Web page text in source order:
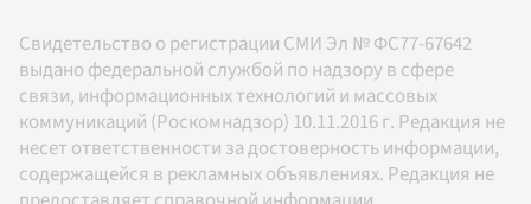
Свидетельство о регистрации СМИ Эл № ФС77-67642
выдано федеральной службой по надзору в сфере
связи, информационных технологий и массовых
коммуникаций (Роскомнадзор) 10.11.2016 г. Редакция не
несет ответственности за достоверность информации,
содержащейся в рекламных объявлениях. Редакция не